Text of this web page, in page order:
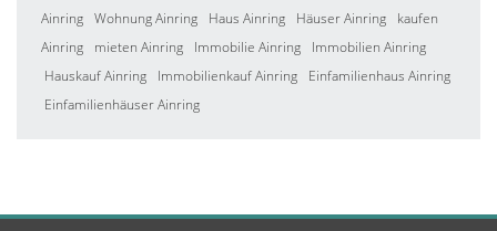
Ainring Wohnung Ainring Haus Ainring Häuser Ainring
kaufen
Ainring
mieten Ainring Immobilie Ainring
Immobilien Ainring
Hauskauf Ainring
Immobilienkauf Ainring
Einfamilienhaus Ainring
Einfamilienhäuser Ainring